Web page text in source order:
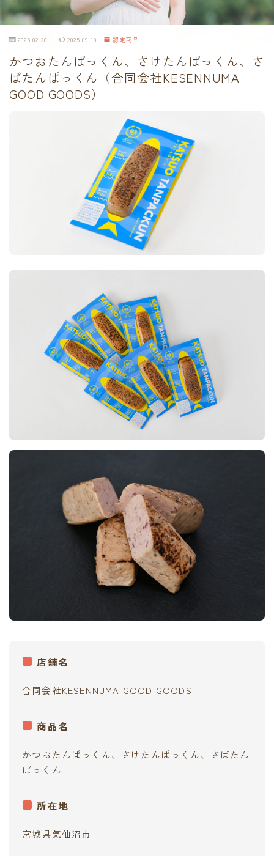
2025.02.20 2025.09.10 認定商品
かつおたんぱっくん、さけたんぱっくん、さ
ばたんぱっくん（合同会社KESENNUMA
GOOD GOODS）
店舗名
合同会社KESENNUMA GOOD GOODS
商品名
かつおたんぱっくん、さけたんぱっくん、さばたん
ぱっくん
所在地
宮城県気仙沼市